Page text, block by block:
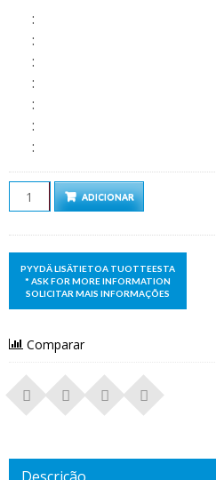
:
:
:
:
:
:
:
QuantidadeADICIONAR
Comparar